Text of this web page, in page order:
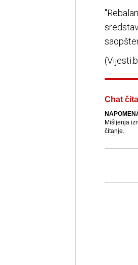
Chat
Mišljenja
čitanje.